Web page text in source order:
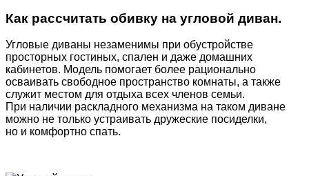
Как рассчитать обивку на угловой диван.
Угловые диваны незаменимы при обустройстве
просторных гостиных, спален и даже домашних
кабинетов. Модель помогает более рационально
осваивать свободное пространство комнаты, а также
служит местом для отдыха всех членов семьи.
При наличии раскладного механизма на таком диване
можно не только устраивать дружеские посиделки,
но и комфортно спать.